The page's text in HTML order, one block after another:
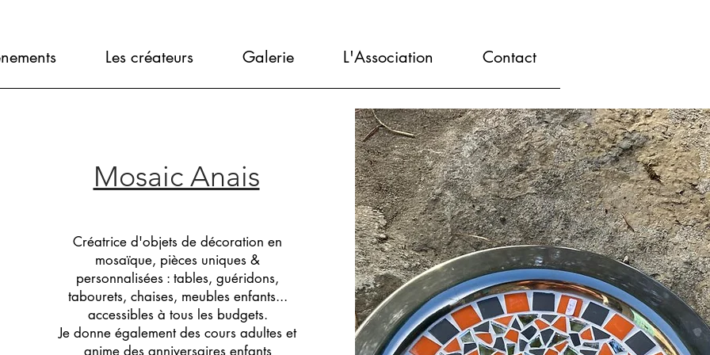
Les créateurs Galerie L'Association Contact
Mosaic Anais
Créatrice d'objets de décoration en
mosaïque, pièces uniques &
personnalisées : tables, guéridons,
tabourets, chaises, meubles enfants...
accessibles à tous les budgets.
Je donne également des cours adultes et
anime des anniversaires enfants